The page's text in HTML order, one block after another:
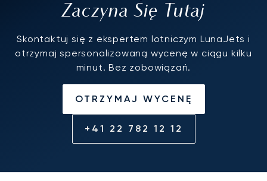
Zaczyna Się Tutaj
Skontaktuj się z ekspertem lotniczym LunaJets i
otrzymaj spersonalizowaną wycenę w ciągu kilku
minut. Bez zobowiązań.
OTRZYMAJ WYCENĘ
+41 22 782 12 12